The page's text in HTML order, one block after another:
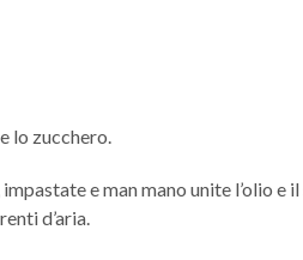
lo zucchero.
e man mano unite l’olio
d’aria.